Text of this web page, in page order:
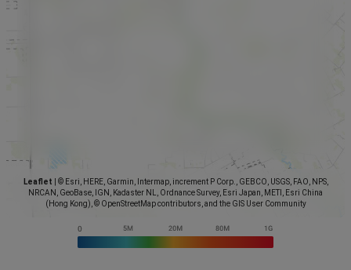
Leaflet
© Esri, HERE, Garmin, Intermap, increment P Corp., GEBCO, USGS, FAO, NPS,
NRCAN, GeoBase, IGN, Kadaster NL, Ordnance Survey, Esri Japan, METI, Esri China
(Hong Kong), © OpenStreetMap contributors, and the GIS User Community